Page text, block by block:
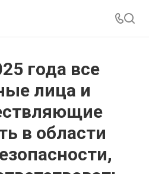
года все
лица и
в области